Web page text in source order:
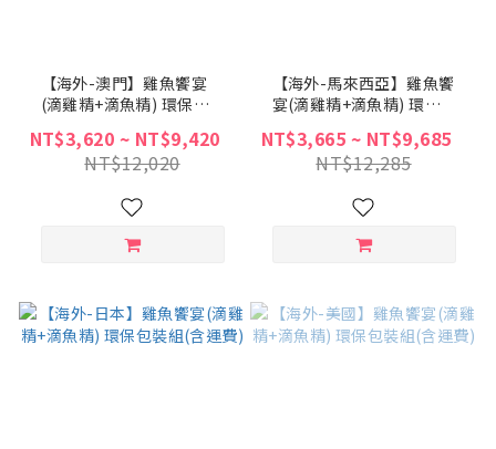
【海外-澳門】雞魚饗宴
(滴雞精+滴魚精) 環保包
NT$3,620 ~ NT$9,420
NT$12,020
【海外-馬來西亞】雞魚饗
宴(滴雞精+滴魚精) 環保
NT$3,665 ~ NT$9,685
NT$12,285